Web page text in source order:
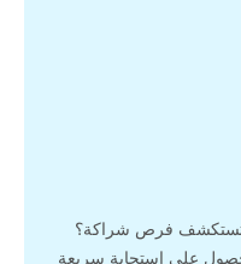
تستكشف فرص شراكة؟
على استجابة سريعة